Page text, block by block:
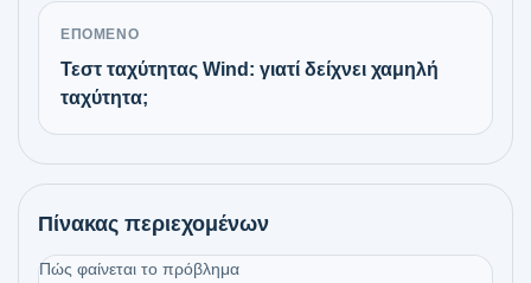
ΕΠΌΜΕΝΟ
Τεστ ταχύτητας Wind: γιατί δείχνει χαμηλή
ταχύτητα;
Πίνακας περιεχομένων
Πώς φαίνεται το πρόβλημα